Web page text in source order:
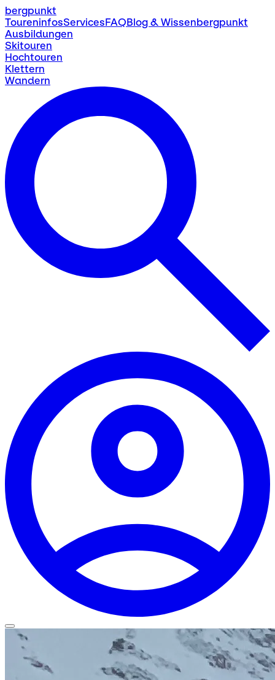
bergpunkt
ToureninfosServicesFAQBlog & Wissenbergpunkt
Ausbildungen
Skitouren
Hochtouren
Klettern
Wandern